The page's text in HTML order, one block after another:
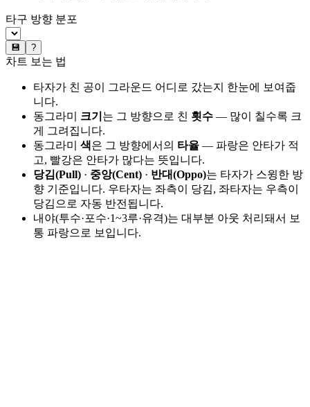
타구 방향 분포
💾 ?
차트 보는 법
타자가 친 공이 그라운드 어디로 갔는지 한눈에 보여줍
니다.
동그라미 크기 는 그 방향으로 친 횟수 — 많이 칠수록 크
게 그려집니다.
동그라미 색은 그 방향에서의 타율 — 파랑은 안타가 적
고, 빨강은 안타가 많다는 뜻입니다.
당김(Pull) · 중앙(Cent) · 반대(Oppo)는 타자가 스윙한 방
향 기준입니다. 우타자는 좌측이 당김, 좌타자는 우측이
당김으로 자동 반전됩니다.
내야(투수·포수·1~3루·유격)는 대부분 아웃 처리돼서 보
통 파랑으로 보입니다.